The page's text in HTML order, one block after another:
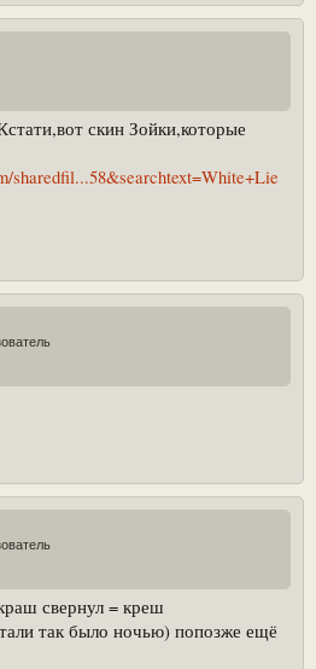
скин Зойки,которые
sharedfil...58&searchtext=White+Lie
свернул = креш
так было ночью) попозже ещё